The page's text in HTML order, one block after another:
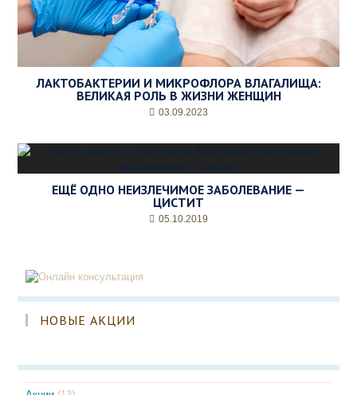
ЛАКТОБАКТЕРИИ И МИКРОФЛОРА ВЛАГАЛИЩА:
ВЕЛИКАЯ РОЛЬ В ЖИЗНИ ЖЕНЩИН
03.09.2023
ЕЩЁ ОДНО НЕИЗЛЕЧИМОЕ ЗАБОЛЕВАНИЕ —
ЦИСТИТ
05.10.2019
НОВЫЕ АКЦИИ